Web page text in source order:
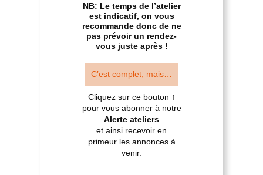
NB: Le temps de l’atelier
est indicatif, on vous
recommande donc de ne
pas prévoir un rendez-
vous juste après !
C’est complet, mais…
Cliquez sur ce bouton ↑
pour vous abonner à notre
Alerte ateliers
et ainsi recevoir en
primeur les annonces à
venir.